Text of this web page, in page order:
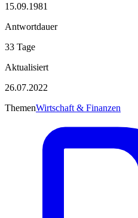
15.09.1981
Antwortdauer
33 Tage
Aktualisiert
26.07.2022
ThemenWirtschaft & Finanzen